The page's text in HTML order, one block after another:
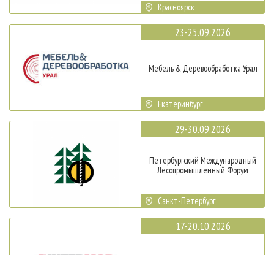
Красноярск
23-25.09.2026
Мебель & Деревообработка Урал
Екатеринбург
29-30.09.2026
Петербургский Международный
Лесопромышленный Форум
Санкт-Петербург
17-20.10.2026